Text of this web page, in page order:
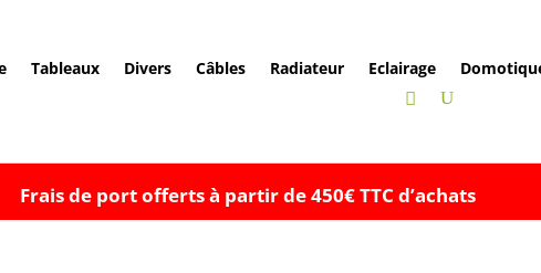
Tableaux Divers Câbles Radiateur Eclairage
Frais de port offerts à partir de 450€ TTC d’achats